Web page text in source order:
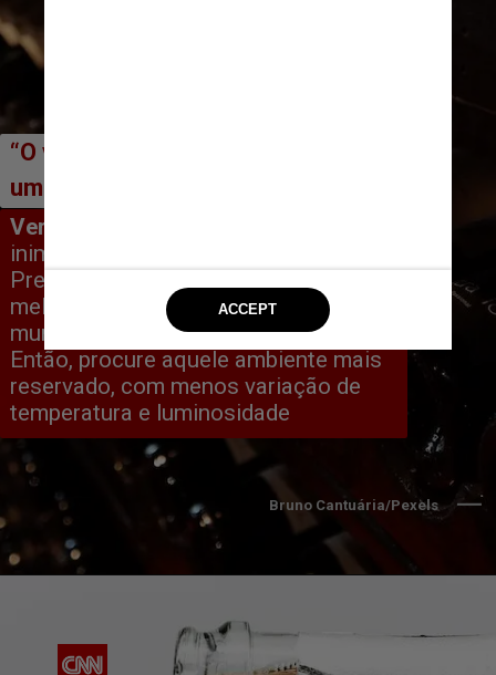
Verdade
inimigo da luz e do oxigênio.
Precisamos tentar preservá-lo nas
melhores condições, mas não é todo
mundo que tem uma adega em casa.
Então, procure aquele ambiente mais
reservado, com menos variação de
temperatura e luminosidade
Bruno Cantuária/Pexels
“O vinho pode ser guardado fora de
uma adega”